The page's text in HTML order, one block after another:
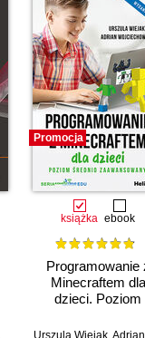
Promocja
książka ebook
Programowanie
Minecraftem dla
dzieci. Poziom
zaawansowany.